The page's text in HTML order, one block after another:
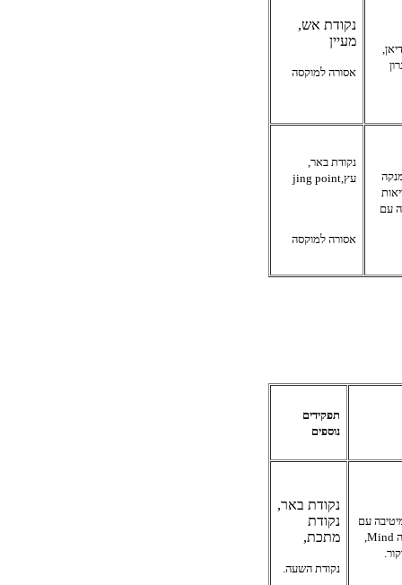
נקודת אש,
מעיין
אסורה למוקסה
עם
נקודת באר,
עץ, jing point
אסורה למוקסה
תפקידים
נוספים
עם
Mind
נקודת באר,
נקודת
מתכת,
נקודת השעה.